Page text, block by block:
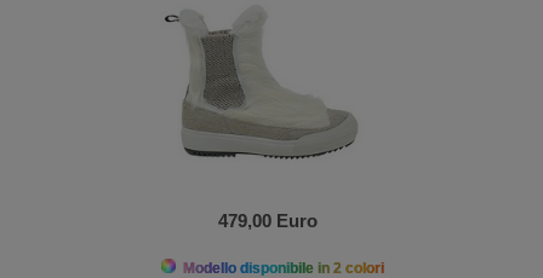
479,00 Euro
Modello disponibile in 2 colori